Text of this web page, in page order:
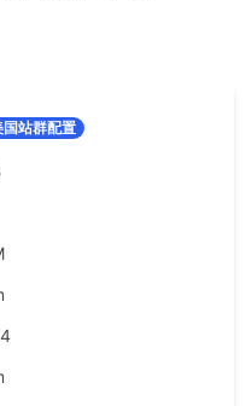
国站群配置